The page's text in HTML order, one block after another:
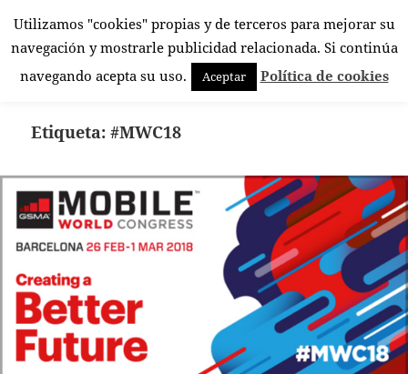
El Rincón Androide
MENÚ
Y
Etiqueta:#MWC18
Utilizamos "cookies" propias y de terceros para mejorar su
navegación y mostrarle publicidad relacionada. Si continúa
navegando acepta su uso.
Aceptar Política de cookies